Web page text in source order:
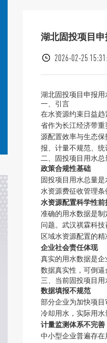
湖北固投项目
2026-02-25
湖北固投项目申报
一、引言
在水资源约束日益
省作为长江经济带
源配置效率与生态
报、计量不规范、统
二、固投项目用水
政策合规性基础
固投项目用水总量
水资源费征收管理条
水资源配置科学性前
准确的用水数据是
问题。武汉祺霖科
区域水资源配置的精
企业社会责任体现
真实的用水数据是
数据真实性，可倒逼
三、当前固投项目
数据填报不规范
部分企业为加快项
冷却用水，实际用水
计量监测体系不完善
中小型企业普遍存